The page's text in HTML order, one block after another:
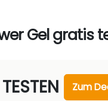
Gel gratis
Zum